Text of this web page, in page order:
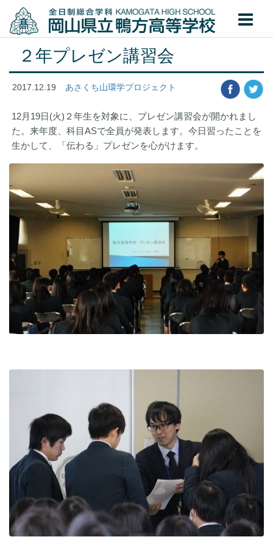
２年プレゼン講習会
2017.12.19 あさくち山環学プロジェクト
12月19日(火)２年生を対象に、プレゼン講習会が開かれまし
た。来年度、科目ASで全員が発表します。今日習ったことを
生かして、「伝わる」プレゼンを心がけます。